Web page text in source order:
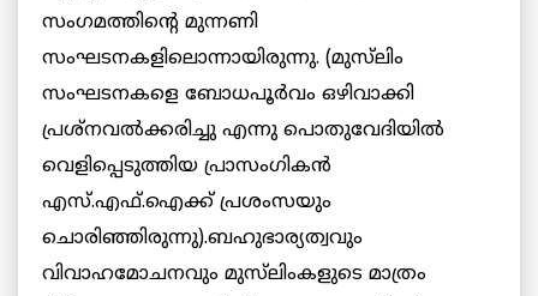
സംഗമത്തിന്റെ മുന്നണി
സംഘടനകളിലൊന്നായിരുന്നു. (മുസ്‌ലിം
സംഘടനകളെ ബോധപൂര്‍വം ഒഴിവാക്കി
പ്രശ്‌നവല്‍ക്കരിച്ചു എന്നു പൊതുവേദിയില്‍
വെളിപ്പെടുത്തിയ പ്രാസംഗികന്‍
എസ്.എഫ്.ഐക്ക് പ്രശംസയും
ചൊരിഞ്ഞിരുന്നു).ബഹുഭാര്യത്വവും
വിവാഹമോചനവും മുസ്‌ലിംകളുടെ മാത്രം